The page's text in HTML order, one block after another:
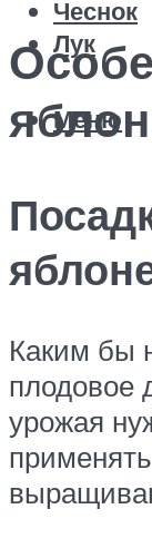
Чеснок
Лук
Меню
Каким бы
плодовое
урожая